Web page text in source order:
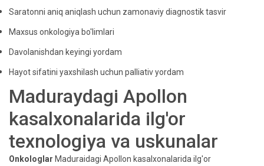
Saratonni aniq aniqlash uchun zamonaviy diagnostik tasvir
Maxsus onkologiya bo'limlari
Davolanishdan keyingi yordam
Hayot sifatini yaxshilash uchun palliativ yordam
Maduraydagi Apollon
kasalxonalarida ilg'or
texnologiya va uskunalar
Onkologlar Maduraidagi Apollon kasalxonalarida ilg'or